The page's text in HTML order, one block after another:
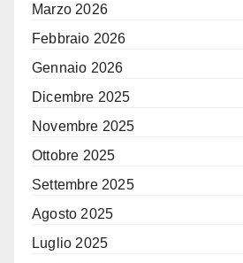
Marzo 2026
Febbraio 2026
Gennaio 2026
Dicembre 2025
Novembre 2025
Ottobre 2025
Settembre 2025
Agosto 2025
Luglio 2025